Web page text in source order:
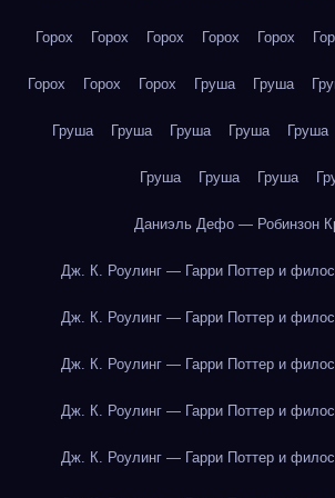
Горох Горох Горох Горох Горох
Горох Горох Горох Груша Груша
Груша Груша Груша Груша Груша
Груша Груша Груша
Даниэль Дефо — Робинзон
Дж. К. Роулинг — Гарри Поттер и
Дж. К. Роулинг — Гарри Поттер и
Дж. К. Роулинг — Гарри Поттер и
Дж. К. Роулинг — Гарри Поттер и
Дж. К. Роулинг — Гарри Поттер и